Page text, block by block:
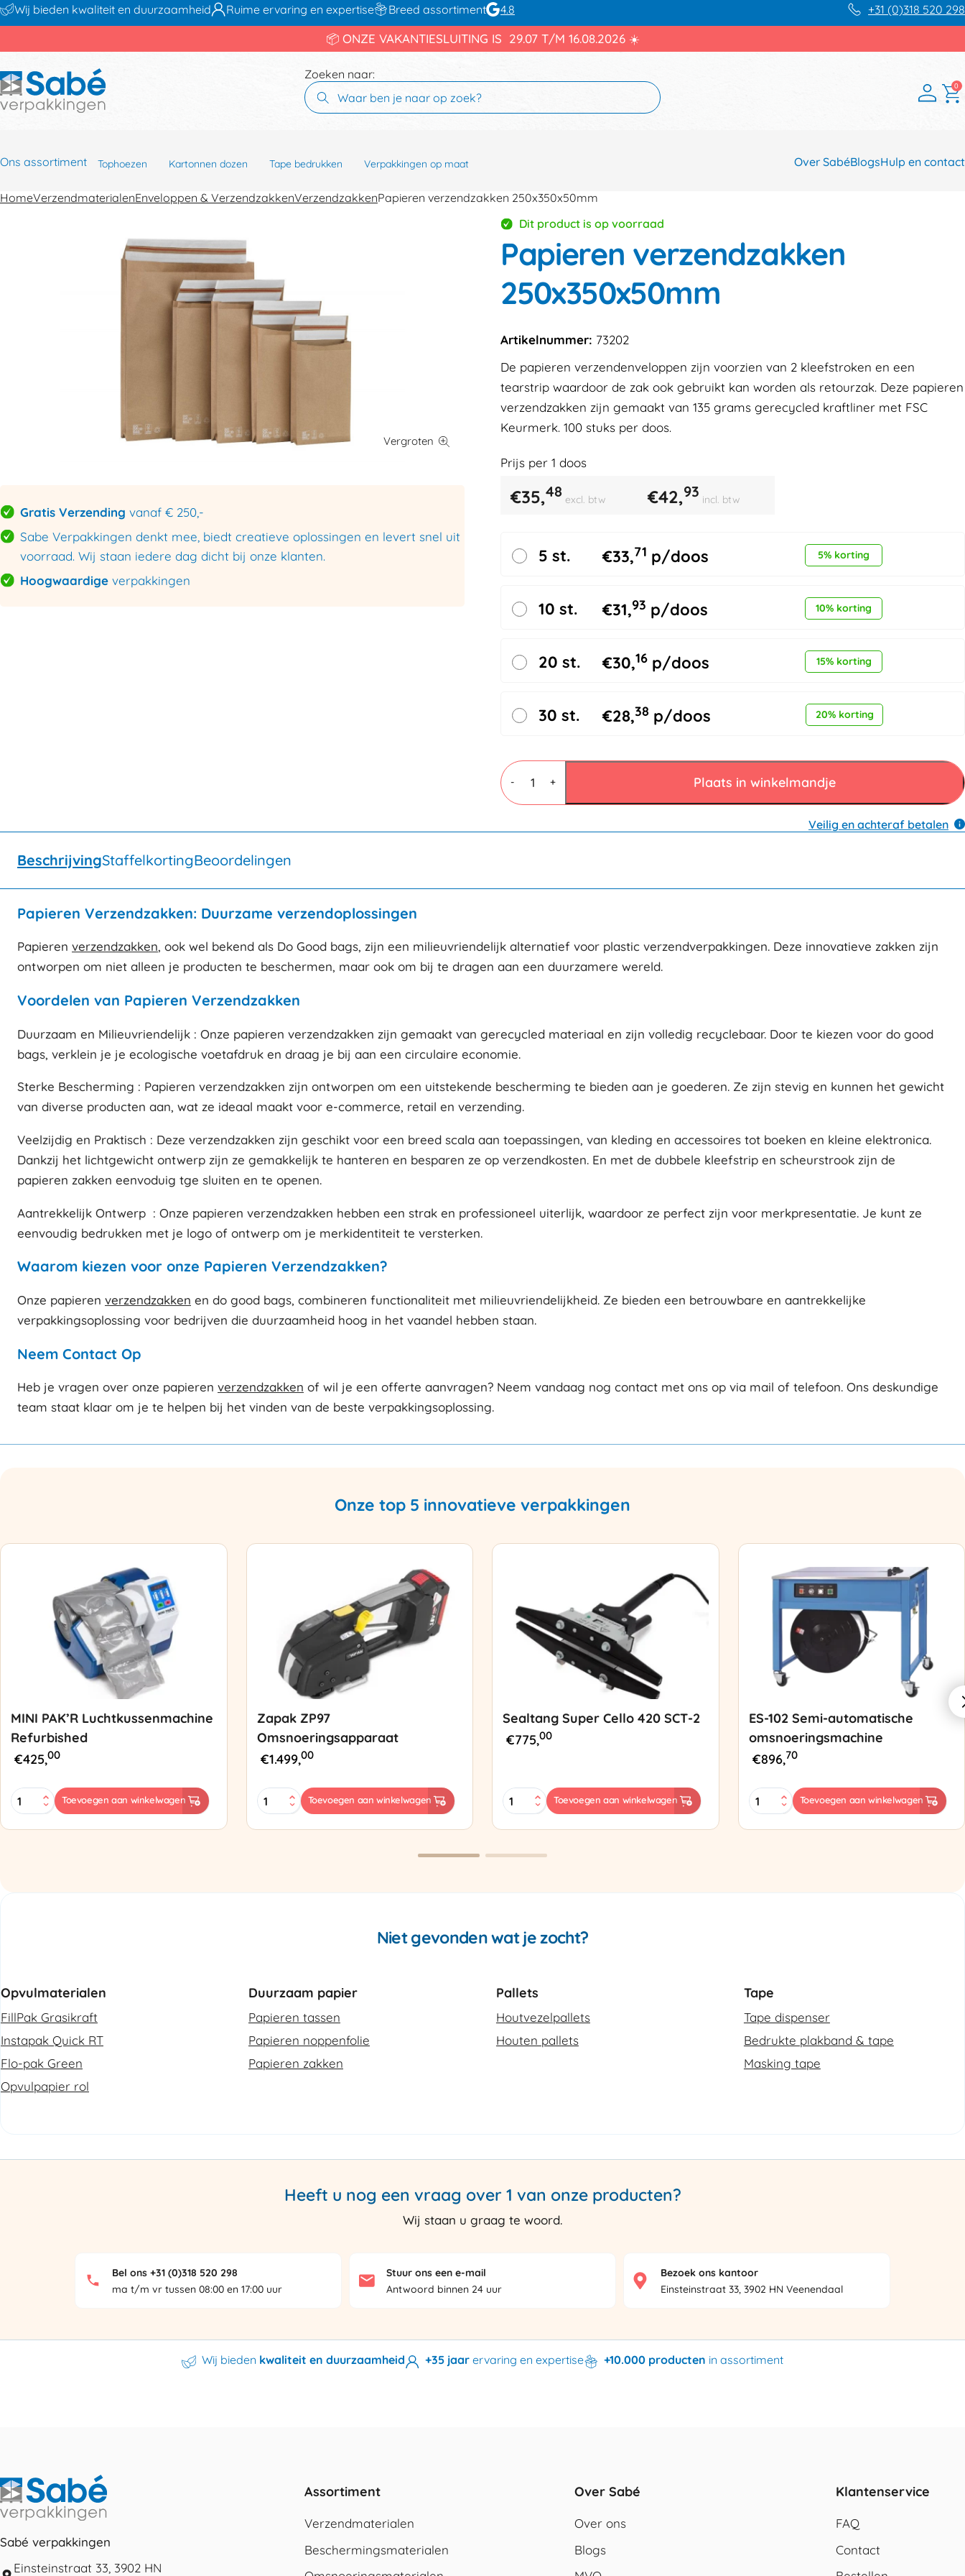
Wij bieden kwaliteit en duurzaamheid Ruime ervaring en expertise Breed assortiment 4.8 +31 (0)318 520 298
📦 ONZE VAKANTIESLUITING IS 29.07 T/M 16.08.2026 ☀️
Zoeken naar:
0
Ons assortiment Over SabéBlogsHulp en contact
Tophoezen Kartonnen dozen Tape bedrukken Verpakkingen op maat
HomeVerzendmaterialenEnveloppen & VerzendzakkenVerzendzakkenPapieren verzendzakken 250x350x50mm
Gratis Verzending vanaf € 250,-
Sabe Verpakkingen denkt mee, biedt creatieve oplossingen en levert snel uit
voorraad. Wij staan iedere dag dicht bij onze klanten.
Hoogwaardige verpakkingen
Dit product is op voorraad
Papieren verzendzakken
250x350x50mm
Artikelnummer: 73202
De papieren verzendenveloppen zijn voorzien van 2 kleefstroken en een
tearstrip waardoor de zak ook gebruikt kan worden als retourzak. Deze papieren
verzendzakken zijn gemaakt van 135 grams gerecycled kraftliner met FSC
Keurmerk. 100 stuks per doos.
Prijs per 1 doos
€35,48 excl. btw €42,93 incl. btw
5 st. €33,71 p/doos 5% korting
10 st. €31,93 p/doos 10% korting
20 st. €30,16 p/doos 15% korting
30 st. €28,38 p/doos 20% korting
-
Papieren
verzendzakken
250x350x50mm
aantal
+ Plaats in winkelmandje
Veilig en achteraf betalen
BeschrijvingStaffelkortingBeoordelingen
Papieren Verzendzakken: Duurzame verzendoplossingen
Papieren verzendzakken, ook wel bekend als Do Good bags, zijn een milieuvriendelijk alternatief voor plastic verzendverpakkingen. Deze innovatieve zakken zijn
ontworpen om niet alleen je producten te beschermen, maar ook om bij te dragen aan een duurzamere wereld.
Voordelen van Papieren Verzendzakken
Duurzaam en Milieuvriendelijk : Onze papieren verzendzakken zijn gemaakt van gerecycled materiaal en zijn volledig recyclebaar. Door te kiezen voor do good
bags, verklein je je ecologische voetafdruk en draag je bij aan een circulaire economie.
Sterke Bescherming : Papieren verzendzakken zijn ontworpen om een uitstekende bescherming te bieden aan je goederen. Ze zijn stevig en kunnen het gewicht
van diverse producten aan, wat ze ideaal maakt voor e-commerce, retail en verzending.
Veelzijdig en Praktisch : Deze verzendzakken zijn geschikt voor een breed scala aan toepassingen, van kleding en accessoires tot boeken en kleine elektronica.
Dankzij het lichtgewicht ontwerp zijn ze gemakkelijk te hanteren en besparen ze op verzendkosten. En met de dubbele kleefstrip en scheurstrook zijn de
papieren zakken eenvoduig tge sluiten en te openen.
Aantrekkelijk Ontwerp : Onze papieren verzendzakken hebben een strak en professioneel uiterlijk, waardoor ze perfect zijn voor merkpresentatie. Je kunt ze
eenvoudig bedrukken met je logo of ontwerp om je merkidentiteit te versterken.
Waarom kiezen voor onze Papieren Verzendzakken?
Onze papieren verzendzakken en do good bags, combineren functionaliteit met milieuvriendelijkheid. Ze bieden een betrouwbare en aantrekkelijke
verpakkingsoplossing voor bedrijven die duurzaamheid hoog in het vaandel hebben staan.
Neem Contact Op
Heb je vragen over onze papieren verzendzakken of wil je een offerte aanvragen? Neem vandaag nog contact met ons op via mail of telefoon. Ons deskundige
team staat klaar om je te helpen bij het vinden van de beste verpakkingsoplossing.
Onze top 5 innovatieve verpakkingen
MINI PAK’R Luchtkussenmachine
Refurbished
€425,00
MINI
PAK'R
Toevoegen aan winkelwagen
Zapak ZP97
Omsnoeringsapparaat
€1.499,00
Zapak
ZP97
Toevoegen aan winkelwagen
Sealtang Super Cello 420 SCT-2
€775,00
Sealtang
Super
Toevoegen aan winkelwagen
ES-102 Semi-automatische
omsnoeringsmachine
€896,70
ES-
102
Toevoegen aan winkelwagen
Niet gevonden wat je zocht?
Opvulmaterialen
FillPak Grasikraft
Instapak Quick RT
Flo-pak Green
Opvulpapier rol
Duurzaam papier
Papieren tassen
Papieren noppenfolie
Papieren zakken
Pallets
Houtvezelpallets
Houten pallets
Tape
Tape dispenser
Bedrukte plakband & tape
Masking tape
Heeft u nog een vraag over 1 van onze producten?
Wij staan u graag te woord.
Bel ons +31 (0)318 520 298
ma t/m vr tussen 08:00 en 17:00 uur
Stuur ons een e-mail
Antwoord binnen 24 uur
Bezoek ons kantoor
Einsteinstraat 33, 3902 HN Veenendaal
Wij bieden kwaliteit en duurzaamheid +35 jaar ervaring en expertise +10.000 producten in assortiment
Sabé verpakkingen
Einsteinstraat 33, 3902 HN
Assortiment
Verzendmaterialen
Beschermingsmaterialen
Over Sabé
Over ons
Blogs
Klantenservice
FAQ
Contact